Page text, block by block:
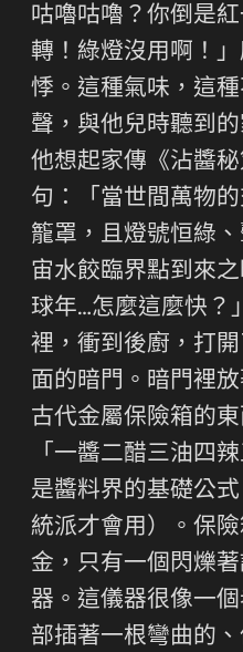
咕嚕咕嚕？你倒是
轉！綠燈沒用啊！
悸。這種氣味，這種
聲，與他兒時聽到
他想起家傳《沾醬
句：「當世間萬物
籠罩，且燈號恒綠
宙水餃臨界點到來
球年…怎麼這麼快？
裡，衝到後廚，打
面的暗門。暗門裡
古代金屬保險箱的
「一醬二醋三油四
是醬料界的基礎公
統派才會用）。保
金，只有一個閃爍
器。這儀器很像一
部插著一根彎曲的